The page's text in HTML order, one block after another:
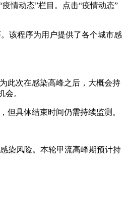
情动态”栏目。点击“疫情动态”
该程序为用户提供了各个城市感
此次在感染高峰之后，大概会持
。
但具体结束时间仍需持续监测。
染风险。本轮甲流高峰期预计持